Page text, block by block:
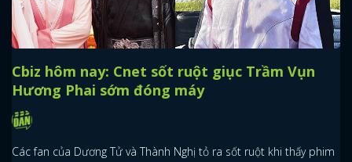
Cbiz hôm nay: Cnet sốt ruột giục Trầm Vụn
Hương Phai sớm đóng máy
Các fan của Dương Tử và Thành Nghị tỏ ra sốt ruột khi thấy phim